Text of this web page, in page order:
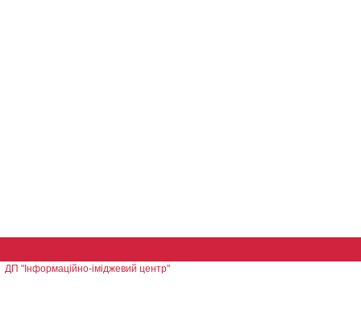
ДП "Інформаційно-іміджевий центр"